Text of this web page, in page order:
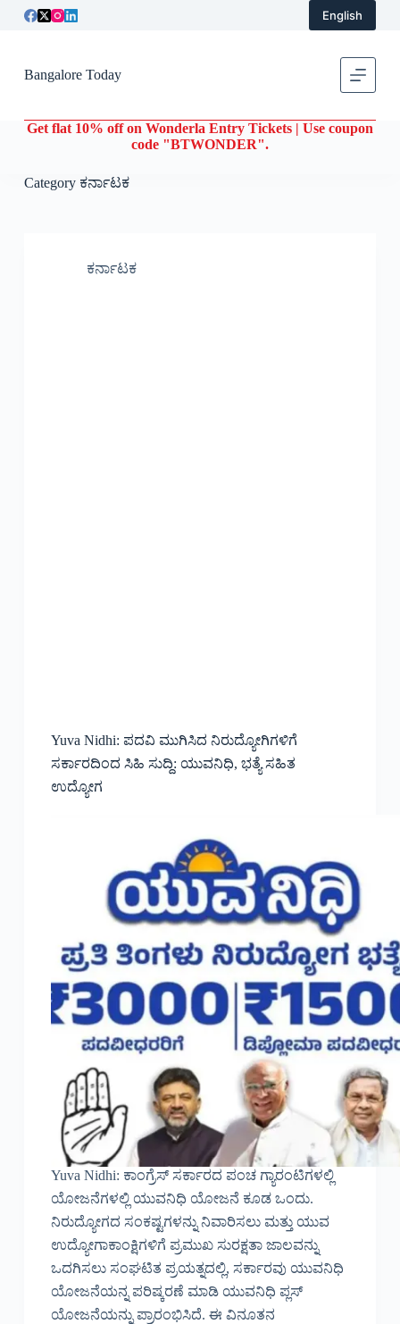
S
English
Bangalore Today
Get flat 10% off on Wonderla Entry Tickets | Use coupon
code "BTWONDER".
Categoryಕರ್ನಾಟಕ
ಕರ್ನಾಟಕ
Yuva Nidhi: ಪದವಿ ಮುಗಿಸಿದ ನಿರುದ್ಯೋಗಿಗಳಿಗೆ
ಸರ್ಕಾರದಿಂದ ಸಿಹಿ ಸುದ್ದಿ: ಯುವನಿಧಿ, ಭತ್ಯೆ ಸಹಿತ
ಉದ್ಯೋಗ
Yuva Nidhi: ಕಾಂಗ್ರೆಸ್ ಸರ್ಕಾರದ ಪಂಚ ಗ್ಯಾರಂಟಿಗಳಲ್ಲಿ
ಯೋಜನೆಗಳಲ್ಲಿ ಯುವನಿಧಿ ಯೋಜನೆ ಕೂಡ ಒಂದು.
ನಿರುದ್ಯೋಗದ ಸಂಕಷ್ಟಗಳನ್ನು ನಿವಾರಿಸಲು ಮತ್ತು ಯುವ
ಉದ್ಯೋಗಾಕಾಂಕ್ಷಿಗಳಿಗೆ ಪ್ರಮುಖ ಸುರಕ್ಷತಾ ಜಾಲವನ್ನು
ಒದಗಿಸಲು ಸಂಘಟಿತ ಪ್ರಯತ್ನದಲ್ಲಿ, ಸರ್ಕಾರವು ಯುವನಿಧಿ
ಯೋಜನೆಯನ್ನ ಪರಿಷ್ಕರಣೆ ಮಾಡಿ ಯುವನಿಧಿ ಪ್ಲಸ್
ಯೋಜನೆಯನ್ನು ಪ್ರಾರಂಭಿಸಿದೆ. ಈ ವಿನೂತನ